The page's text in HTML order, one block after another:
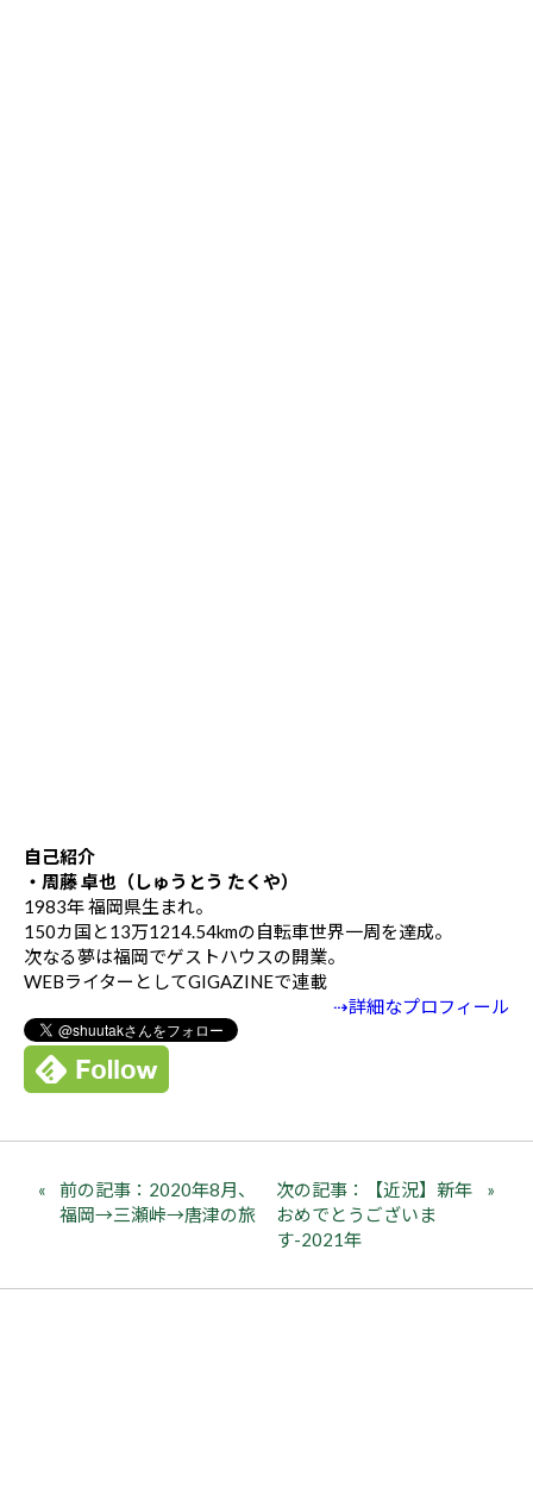
自己紹介
・周藤 卓也（しゅうとう たくや）
1983年 福岡県生まれ。
150カ国と13万1214.54kmの自転車世界一周を達成。
次なる夢は福岡でゲストハウスの開業。
WEBライターとしてGIGAZINEで連載
⇢詳細なプロフィール
前の記事：2020年8月、
福岡→三瀬峠→唐津の旅
次の記事：【近況】新年
おめでとうございま
す-2021年